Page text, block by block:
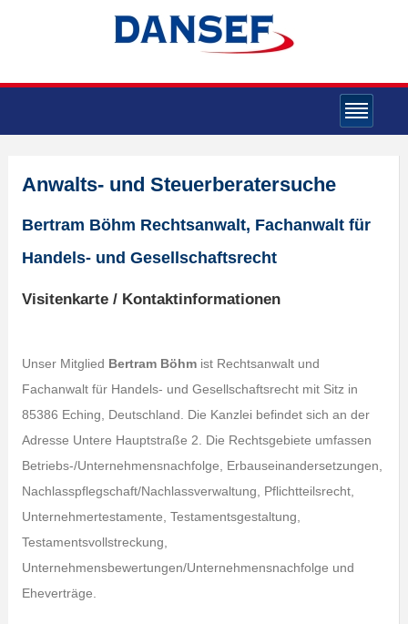
Anwalts- und Steuerberatersuche
Bertram Böhm Rechtsanwalt, Fachanwalt für
Handels- und Gesellschaftsrecht
Visitenkarte / Kontaktinformationen
Unser Mitglied Bertram Böhmist Rechtsanwalt und
Fachanwalt für Handels- und Gesellschaftsrecht mit Sitz in
85386 Eching, Deutschland. Die Kanzlei befindet sich an der
Adresse Untere Hauptstraße 2. Die Rechtsgebiete umfassen
Betriebs-/Unternehmensnachfolge, Erbauseinandersetzungen,
Nachlasspflegschaft/Nachlassverwaltung, Pflichtteilsrecht,
Unternehmertestamente, Testamentsgestaltung,
Testamentsvollstreckung,
Unternehmensbewertungen/Unternehmensnachfolge und
Eheverträge.